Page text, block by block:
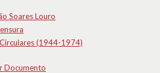
Soares Louro
Circulares (1944-1974)
Documento